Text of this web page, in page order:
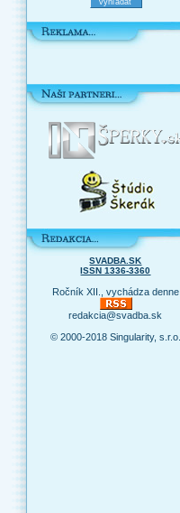
SVADBA.SK
ISSN 1336-3360
Ročník XII., vychádza denne
redakcia@svadba.sk
© 2000-2018 Singularity, s.r.o.